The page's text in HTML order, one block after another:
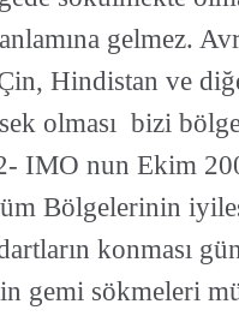
gelmez.
Hindistan ve
olması bizi
IMO nun Ekim
Bölgelerinin
konması
gemi sökmeleri